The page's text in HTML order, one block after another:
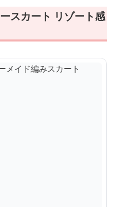
スカート リゾート感